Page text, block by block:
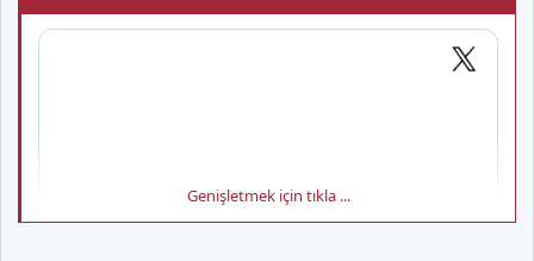
Genişletmek için tıkla ...